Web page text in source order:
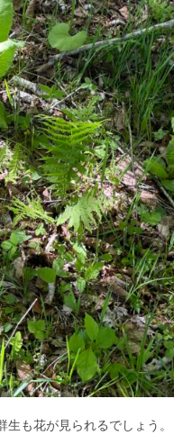
も花が見られるでしょう。